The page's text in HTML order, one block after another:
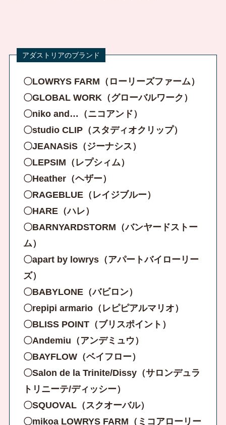
〇LOWRYS FARM（ローリーズファーム）
〇GLOBAL WORK（グローバルワーク）
〇niko and…（ニコアンド）
〇studio CLIP（スタディオクリップ）
〇JEANASiS（ジーナシス）
〇LEPSIM（レプシィム）
〇Heather（ヘザー）
〇RAGEBLUE（レイジブルー）
〇HARE（ハレ）
〇BARNYARDSTORM（バンヤードストー
ム）
〇apart by lowrys（アパートバイローリー
ズ）
〇BABYLONE（バビロン）
〇repipi armario（レピピアルマリオ）
〇BLISS POINT（ブリスポイント）
〇Andemiu（アンデミュウ）
〇BAYFLOW（ベイフロー）
〇Salon de la Trinite/Dissy（サロンデュラ
トリニーテ/ディッシー）
〇SQUOVAL（スクオーバル）
〇mikoa LOWRYS FARM（ミコアローリー